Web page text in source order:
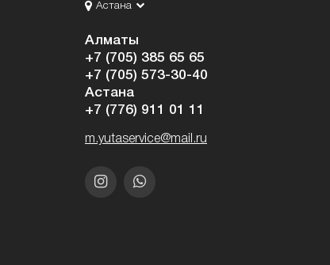
Астана
Алматы
+7 (705) 385 65 65
+7 (705) 573-30-40
Астана
+7 (776) 911 01 11
m.yutaservice@mail.ru